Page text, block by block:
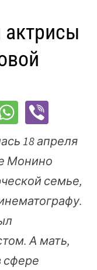
18 апреля
Монино
семье,
А мать,
сфере